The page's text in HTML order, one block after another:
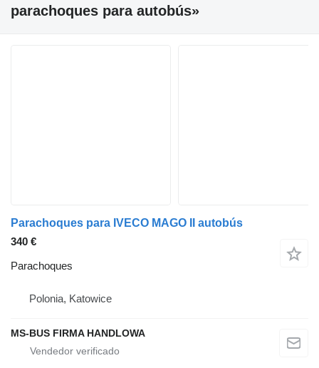
parachoques para autobús»
Parachoques para IVECO MAGO II autobús
340 €
Parachoques
Polonia, Katowice
MS-BUS FIRMA HANDLOWA